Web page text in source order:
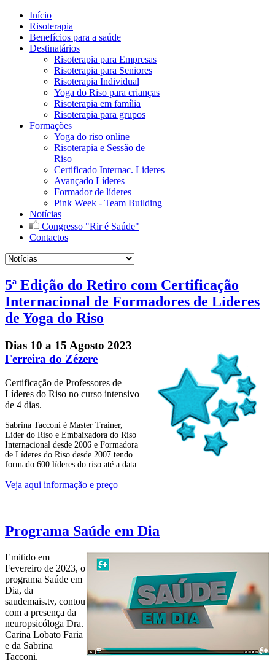
Início
Risoterapia
Benefícios para a saúde
Destinatários
Risoterapia para Empresas
Risoterapia para Seniores
Risoterapia Individual
Yoga do Riso para crianças
Risoterapia em família
Risoterapia para grupos
Formações
Yoga do riso online
Risoterapia e Sessão de
Riso
Certificado Internac. Lideres
Avançado Líderes
Formador de líderes
Pink Week - Team Building
Notícias
Congresso "Rir é Saúde"
Contactos
5ª Edição do Retiro com Certificação
Internacional de Formadores de Líderes
de Yoga do Riso
Dias 10 a 15 Agosto 2023
Ferreira do Zézere
Certificação de Professores de
Líderes do Riso no curso intensivo
de 4 dias.
Sabrina Tacconi é Master Trainer,
Líder do Riso e Embaixadora do Riso
Internacional desde 2006 e Formadora
de Líderes do Riso desde 2007 tendo
formado 600 líderes do riso até a data.
Veja aqui informação e preço
Programa Saúde em Dia
Emitido em
Fevereiro de 2023, o
programa Saúde em
Dia, da
saudemais.tv, contou
com a presença da
neuropsicóloga Dra.
Carina Lobato Faria
e da Sabrina
Tacconi.